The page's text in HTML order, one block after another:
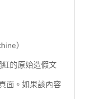
）
的原始造假文
面。如果該內容